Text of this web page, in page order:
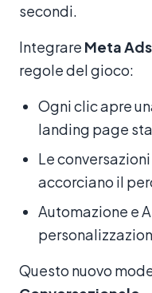
secondi.
Integrare Meta Ads
regole del gioco:
Ogni clic apre
landing page
Le
accorciano il
Automazione e
Questo nuovo